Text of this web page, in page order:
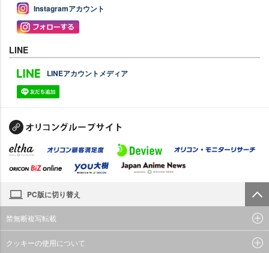
Instagramアカウント
LINE
LINEアカウントメディア
PC版に切り替え
禁無断複写転載
クッキーの使用について